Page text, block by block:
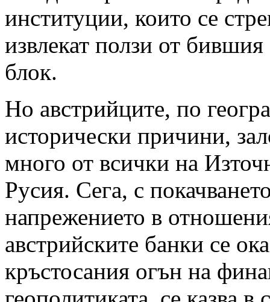
институции, които се
извлекат ползи от бившия
блок.
Но австрийците, по
исторически причини,
много от всички на
Русия. Сега, с
напрежението в
австрийските банки се
кръстосания огън на